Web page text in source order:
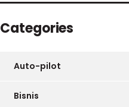
Categories
Auto-pilot
Bisnis